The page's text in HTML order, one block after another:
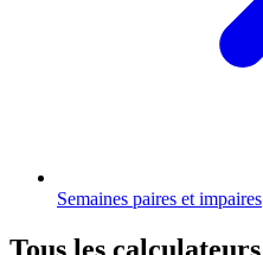
Semaines paires et impaires
Tous les calculateurs